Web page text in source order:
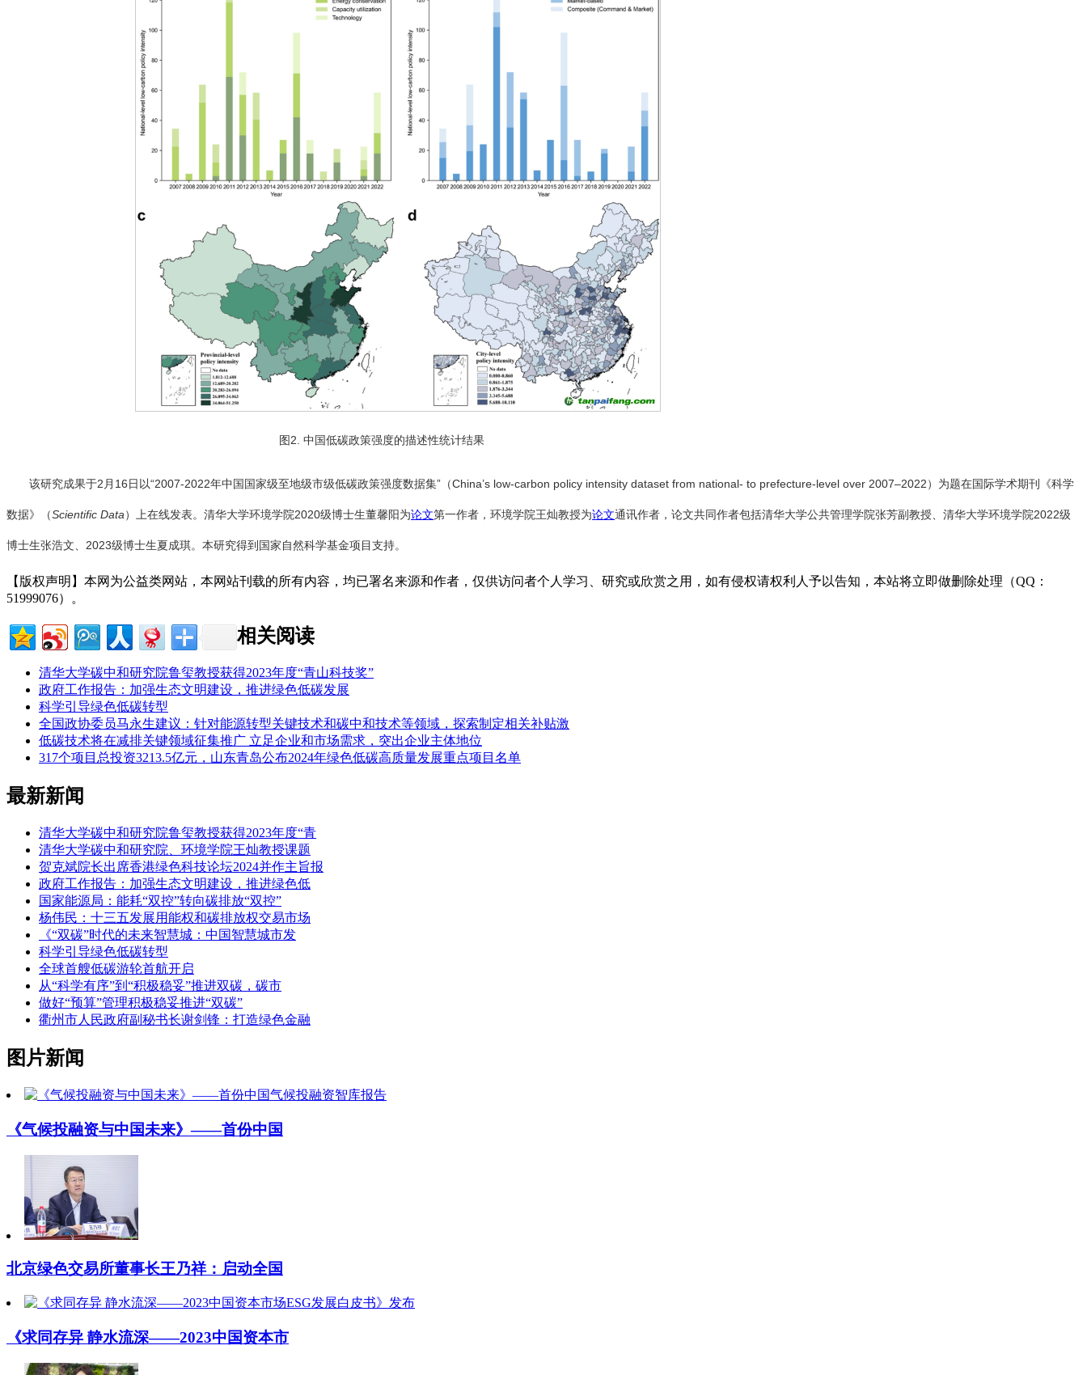
图2. 中国低碳政策强度的描述性统计结果
该研究成果于2月16日以“2007-2022年中国国家级至地级市级低碳政策强度数据集”（China’s low-carbon policy intensity dataset from national- to prefecture-level over 2007–2022）为题在国际学术期刊《科学
数据》（Scientific Data）上在线发表。清华大学环境学院2020级博士生董馨阳为论文第一作者，环境学院王灿教授为论文通讯作者，论文共同作者包括清华大学公共管理学院张芳副教授、清华大学环境学院2022级
博士生张浩文、2023级博士生夏成琪。本研究得到国家自然科学基金项目支持。
【版权声明】本网为公益类网站，本网站刊载的所有内容，均已署名来源和作者，仅供访问者个人学习、研究或欣赏之用，如有侵权请权利人予以告知，本站将立即做删除处理（QQ：
51999076）。
相关阅读
清华大学碳中和研究院鲁玺教授获得2023年度“青山科技奖”
政府工作报告：加强生态文明建设，推进绿色低碳发展
科学引导绿色低碳转型
全国政协委员马永生建议：针对能源转型关键技术和碳中和技术等领域，探索制定相关补贴激
低碳技术将在减排关键领域征集推广 立足企业和市场需求，突出企业主体地位
317个项目总投资3213.5亿元，山东青岛公布2024年绿色低碳高质量发展重点项目名单
最新新闻
清华大学碳中和研究院鲁玺教授获得2023年度“青
清华大学碳中和研究院、环境学院王灿教授课题
贺克斌院长出席香港绿色科技论坛2024并作主旨报
政府工作报告：加强生态文明建设，推进绿色低
国家能源局：能耗“双控”转向碳排放“双控”
杨伟民：十三五发展用能权和碳排放权交易市场
《“双碳”时代的未来智慧城：中国智慧城市发
科学引导绿色低碳转型
全球首艘低碳游轮首航开启
从“科学有序”到“积极稳妥”推进双碳，碳市
做好“预算”管理积极稳妥推进“双碳”
衢州市人民政府副秘书长谢剑锋：打造绿色金融
图片新闻
《气候投融资与中国未来》——首份中国
北京绿色交易所董事长王乃祥：启动全国
《求同存异 静水流深——2023中国资本市